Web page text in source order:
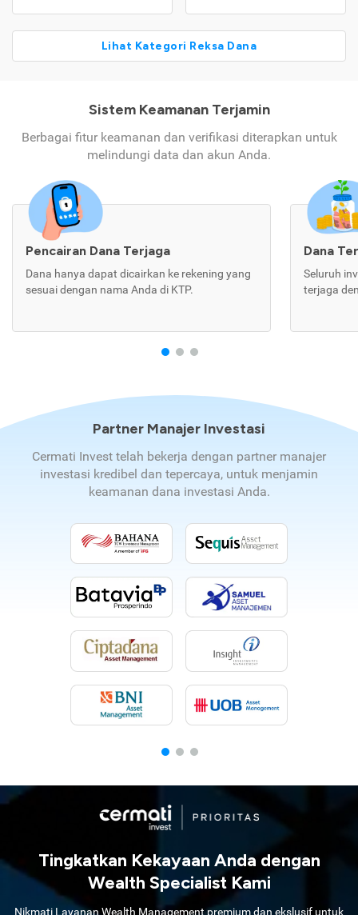
Lihat Kategori Reksa Dana
Sistem Keamanan Terjamin
Berbagai fitur keamanan dan verifikasi diterapkan untuk
melindungi data dan akun Anda.
Pencairan Dana Terjaga
Dana hanya dapat dicairkan ke rekening yang
sesuai dengan nama Anda di KTP.
Dana
Seluruh
terjaga
Partner Manajer Investasi
Cermati Invest telah bekerja dengan partner manajer
investasi kredibel dan tepercaya, untuk menjamin
keamanan dana investasi Anda.
Tingkatkan Kekayaan Anda dengan
Wealth Specialist Kami
Nikmati Layanan Wealth Management premium dan ekslusif untuk